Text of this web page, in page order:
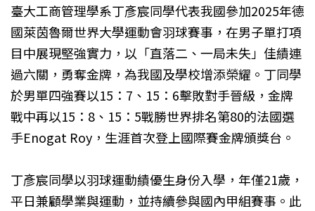
臺大工商管理學系丁彥宸同學代表我國參加2025年德
國萊茵魯爾世界大學運動會羽球賽事，在男子單打項
目中展現堅強實力，以「直落二、一局未失」佳績連
過六關，勇奪金牌，為我國及學校增添榮耀。丁同學
於男單四強賽以15：7、15：6擊敗對手晉級，金牌
戰中再以15：8、15：5戰勝世界排名第80的法國選
手Enogat Roy，生涯首次登上國際賽金牌頒獎台。
丁彥宸同學以羽球運動績優生身份入學，年僅21歲，
平日兼顧學業與運動，並持續參與國內甲組賽事。此